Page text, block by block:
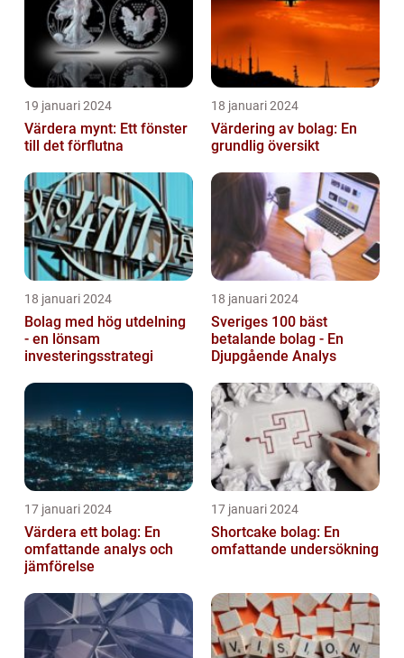
19 januari 2024
Värdera mynt: Ett fönster
till det förflutna
18 januari 2024
Värdering av bolag: En
grundlig översikt
18 januari 2024
Bolag med hög utdelning
- en lönsam
investeringsstrategi
18 januari 2024
Sveriges 100 bäst
betalande bolag - En
Djupgående Analys
17 januari 2024
Värdera ett bolag: En
omfattande analys och
jämförelse
17 januari 2024
Shortcake bolag: En
omfattande undersökning